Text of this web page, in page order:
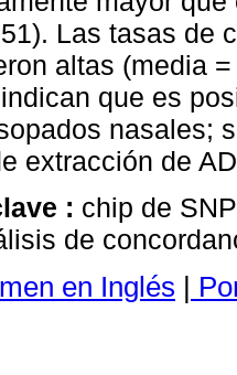
Las tasas de
altas (media
que es
nasales;
extracción de
: chip de
de
en Inglés |